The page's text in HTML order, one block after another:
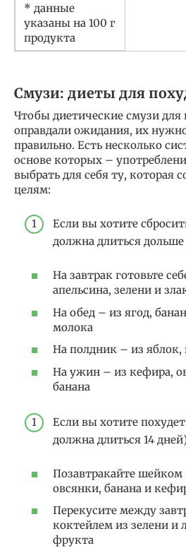
* данные
указаны на 100 г
продукта
Смузи: диеты для
Чтобы диетические смузи для
оправдали ожидания, их
правильно. Есть несколько
основе которых –
выбрать для себя ту, которая
целям:
Если вы хотите
должна длиться дольше
На завтрак готовьте
апельсина, зелени и
На обед – из ягод,
молока
На полдник – из яблок,
На ужин – из кефира,
банана
Если вы хотите
должна длиться 14
Позавтракайте шейком
овсянки, банана и
Перекусите между
коктейлем из зелени и
фрукта